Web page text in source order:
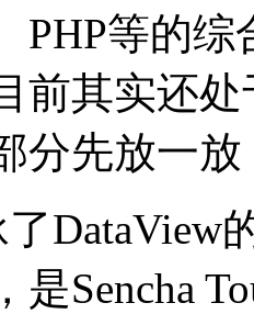
PHP等的
前其实还
分先放一
DataView
是Sencha